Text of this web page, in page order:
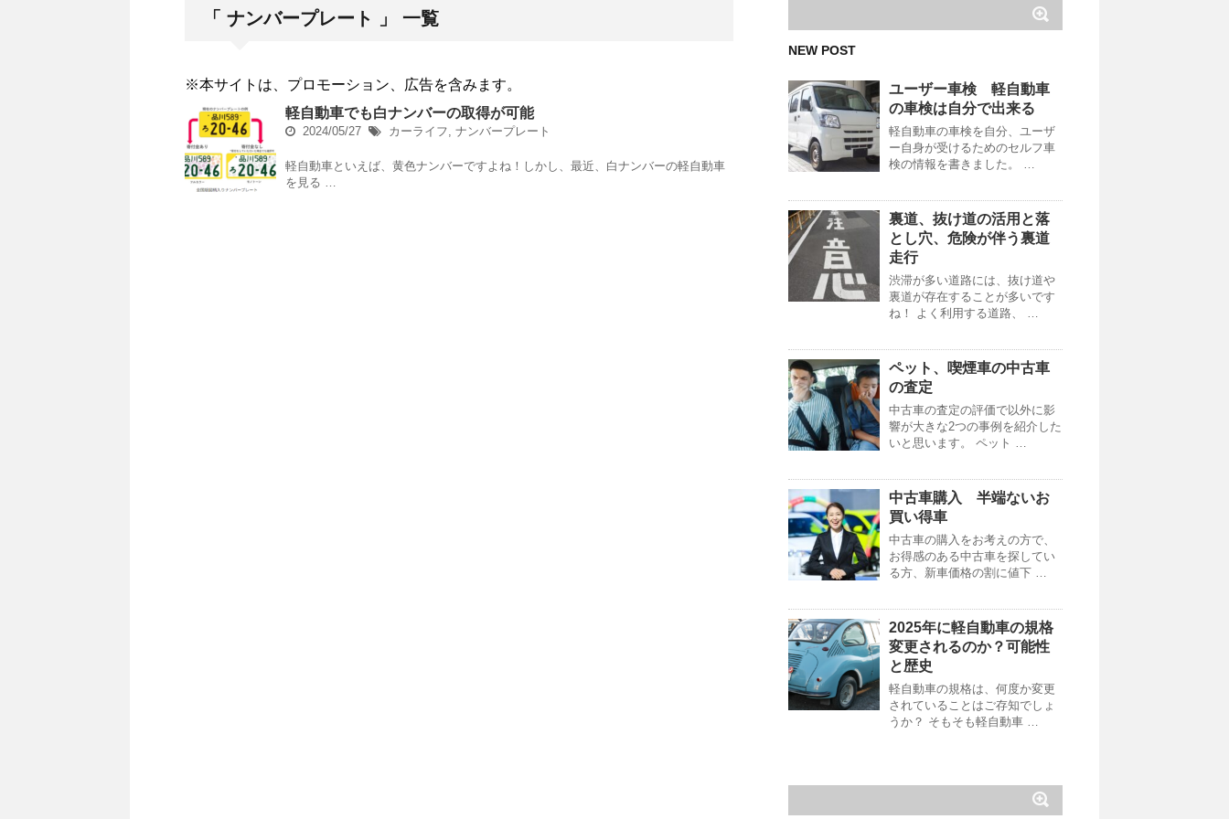
「 ナンバープレート 」 一覧
※本サイトは、プロモーション、広告を含みます。
軽自動車でも白ナンバーの取得が可能
2024/05/27 カーライフ, ナンバープレート
軽自動車といえば、黄色ナンバーですよね！しかし、最近、白ナンバーの軽自動車
を見る …
NEW POST
ユーザー車検 軽自動車
の車検は自分で出来る
軽自動車の車検を自分、ユーザ
ー自身が受けるためのセルフ車
検の情報を書きました。 …
裏道、抜け道の活用と落
とし穴、危険が伴う裏道
走行
渋滞が多い道路には、抜け道や
裏道が存在することが多いです
ね！ よく利用する道路、 …
ペット、喫煙車の中古車
の査定
中古車の査定の評価で以外に影
響が大きな2つの事例を紹介した
いと思います。 ペット …
中古車購入 半端ないお
買い得車
中古車の購入をお考えの方で、
お得感のある中古車を探してい
る方、新車価格の割に値下 …
2025年に軽自動車の規格
変更されるのか？可能性
と歴史
軽自動車の規格は、何度か変更
されていることはご存知でしょ
うか？ そもそも軽自動車 …